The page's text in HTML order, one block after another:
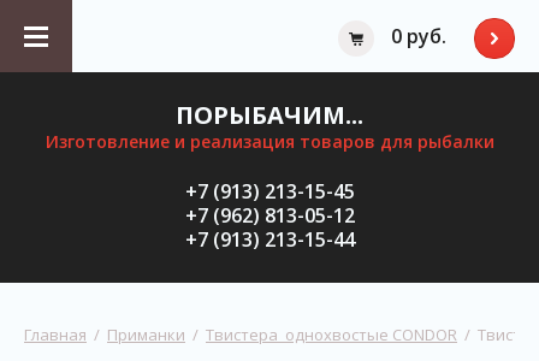
0 руб.
ПОРЫБАЧИМ...
Изготовление и реализация товаров для рыбалки
+7 (913) 213-15-45
+7 (962) 813-05-12
+7 (913) 213-15-44
Главная
  /
Приманки
  /
Твистера  однохвостые CONDOR
/